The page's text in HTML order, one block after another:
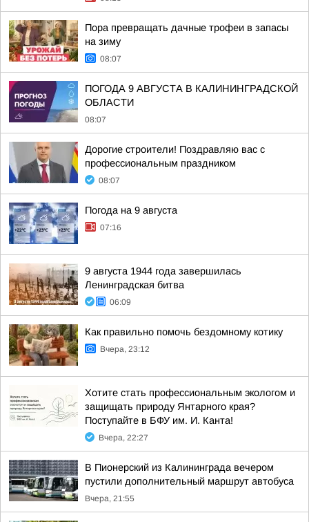
Пора превращать дачные трофеи в запасы
на зиму
08:07
ПОГОДА 9 АВГУСТА В КАЛИНИНГРАДСКОЙ
ОБЛАСТИ
08:07
Дорогие строители! Поздравляю вас с
профессиональным праздником
08:07
Погода на 9 августа
07:16
9 августа 1944 года завершилась
Ленинградская битва
06:09
Как правильно помочь бездомному котику
Вчера, 23:12
Хотите стать профессиональным экологом и
защищать природу Янтарного края?
Поступайте в БФУ им. И. Канта!
Вчера, 22:27
В Пионерский из Калининграда вечером
пустили дополнительный маршрут автобуса
Вчера, 21:55